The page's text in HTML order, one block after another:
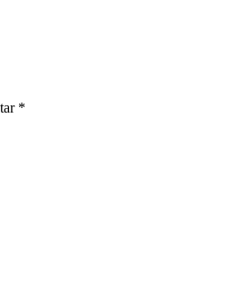
*